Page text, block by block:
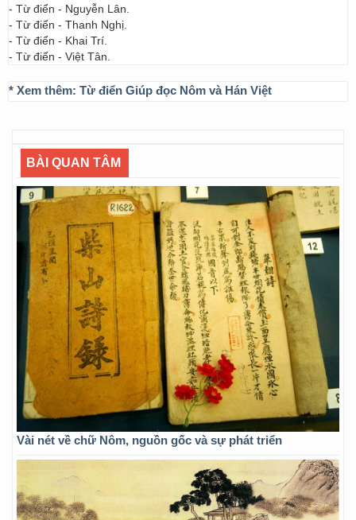
- Từ điển - Nguyễn Lân.
- Từ điển - Thanh Nghị.
- Từ điển - Khai Trí.
- Từ điển - Việt Tân.
* Xem thêm: Từ điển Giúp đọc Nôm và Hán Việt
BÀI QUAN TÂM
Vài nét về chữ Nôm, nguồn gốc và sự phát triển